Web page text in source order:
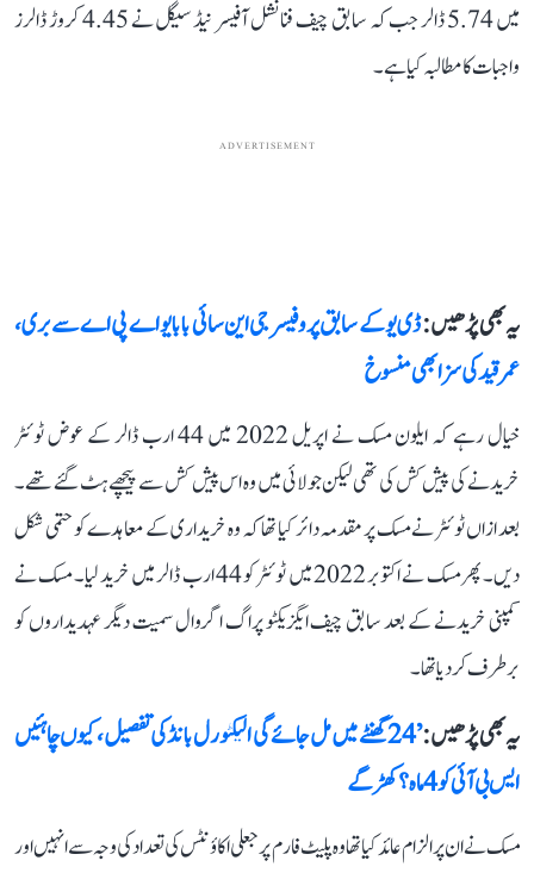
میں 5.74 ڈالر جب کہ سابق چیف فنانشل آفیسر نیڈ سیگل نے 4.45 کروڑ ڈالرز
واجبات کا مطالبہ کیا ہے۔
ADVERTISEMENT
یہ بھی پڑھیں :ڈی یو کے سابق پروفیسر جی این سائی بابا یو اے پی اے سے بری،
عمر قید کی سزا بھی منسوخ
خیال رہے کہ ایلون مسک نے اپریل 2022 میں 44 ارب ڈالر کے عوض ٹوئٹر
خریدنے کی پیش کش کی تھی لیکن جولائی میں وہ اس پیش کش سے پیچھے ہٹ گئے تھے۔
بعد ازاں ٹوئٹر نے مسک پر مقدمہ دائر کیا تھا کہ وہ خریداری کے معاہدے کو حتمی شکل
دیں۔ پھر مسک نے اکتوبر 2022 میں ٹوئٹر کو 44 ارب ڈالر میں خرید لیا۔ مسک نے
کمپنی خریدنے کے بعد سابق چیف ایگزیکٹو پراگ اگروال سمیت دیگر عہدیداروں کو
برطرف کر دیا تھا۔
یہ بھی پڑھیں :
’24 گھنٹے میں مل جائے گی الیکٹورل بانڈ کی تفصیل، کیوں چاہئیں
ایس بی آئی کو 4 ماہ؟ کھڑگے
مسک نے ان پر الزام عائد کیا تھا وہ پلیٹ فارم پر جعلی اکاؤنٹس کی تعداد کی وجہ سے انہیں اور